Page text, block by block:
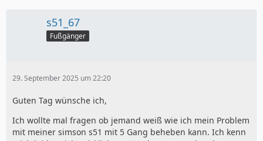
s51_67
Fußgänger
29. September 2025 um 22:20
Guten Tag wünsche ich,
Ich wollte mal fragen ob jemand weiß wie ich mein Problem
mit meiner simson s51 mit 5 Gang beheben kann. Ich kenn